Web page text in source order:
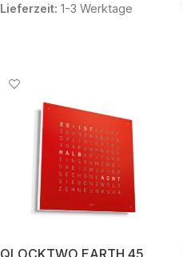
Lieferzeit: 1-3 Werktage
QLOCKTWO EARTH 45